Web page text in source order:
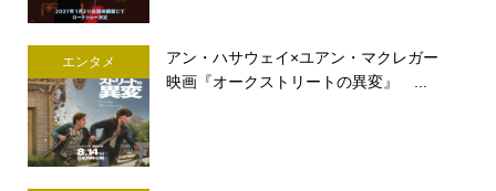
エンタメ
アン・ハサウェイ×ユアン・マクレガー
映画『オークストリートの異変』 ...